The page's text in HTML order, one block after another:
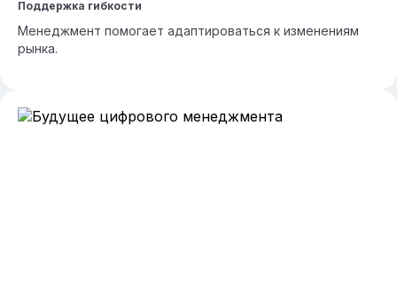
Поддержка гибкости
Менеджмент помогает адаптироваться к изменениям
рынка.